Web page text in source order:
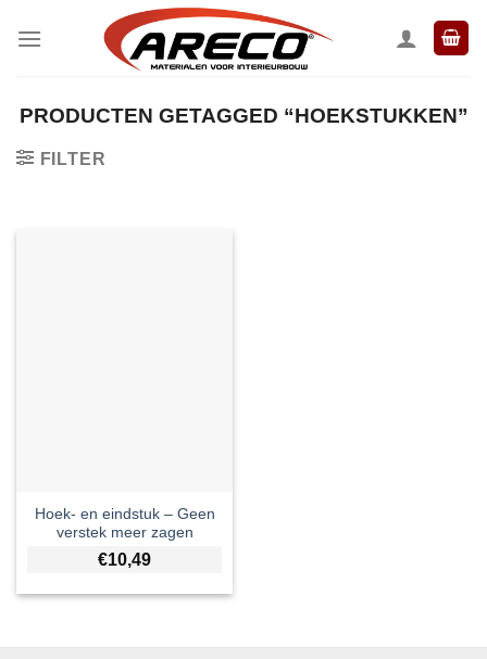
naar
PRODUCTEN GETAGGED “HOEKSTUKKEN”
FILTER
Hoek- en eindstuk – Geen
verstek meer zagen
€10,49